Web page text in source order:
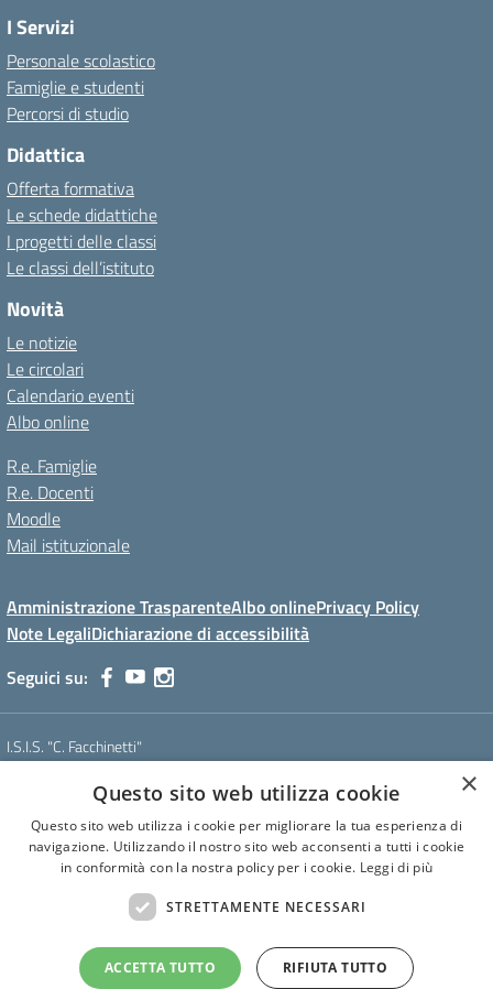
I Servizi
Personale scolastico
Famiglie e studenti
Percorsi di studio
Didattica
Offerta formativa
Le schede didattiche
I progetti delle classi
Le classi dell’istituto
Novità
Le notizie
Le circolari
Calendario eventi
Albo online
R.e. Famiglie
R.e. Docenti
Moodle
Mail istituzionale
Amministrazione TrasparenteAlbo onlinePrivacy Policy
Note LegaliDichiarazione di accessibilità
Seguici su:
I.S.I.S. "C. Facchinetti"
Tel. 0331 635718 - E-mail: vais01900e@istruzione.it - Pec:
vais01900e@pec.istruzione.it
Codice meccanografico: VAIS01900E
Codice Fiscale: 81009250127
Concept & Design by Designers Italia
×
Questo sito web utilizza cookie
Questo sito web utilizza i cookie per migliorare la tua esperienza di
navigazione. Utilizzando il nostro sito web acconsenti a tutti i cookie
in conformità con la nostra policy per i cookie. Leggi di più
STRETTAMENTE NECESSARI
ACCETTA TUTTO RIFIUTA TUTTO